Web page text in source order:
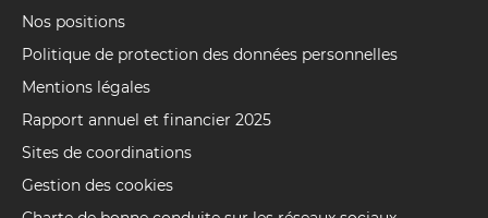
Nos positions
Politique de protection des données personnelles
Mentions légales
Rapport annuel et financier 2025
Sites de coordinations
Gestion des cookies